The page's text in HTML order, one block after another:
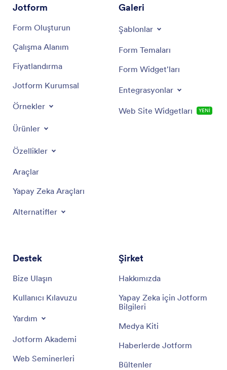
Jotform
Form Oluşturun
Çalışma Alanım
Fiyatlandırma
Jotform Kurumsal
Örnekler
Ürünler
Özellikler
Araçlar
Yapay Zeka Araçları
Alternatifler
Galeri
Şablonlar
Form Temaları
Form Widget'ları
Entegrasyonlar
Web Site Widgetları YENİ
Destek
Bize Ulaşın
Kullanıcı Kılavuzu
Yardım
Jotform Akademi
Web Seminerleri
Şirket
Hakkımızda
Yapay Zeka için Jotform
Bilgileri
Medya Kiti
Haberlerde Jotform
Bültenler